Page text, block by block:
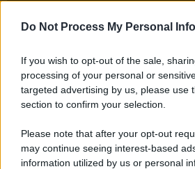
Do Not Process My Personal
If you wish to opt-out of the sale,
processing of your personal or
targeted advertising by us, please use
section to confirm your selection.
Please note that after your opt-out
may continue seeing interest-based
information utilized by us or personal
Newz Pennsylvania
Newz Ohio
Gameland
Hig Tech Mag
Lgbtqia News
Motors Magazine 365